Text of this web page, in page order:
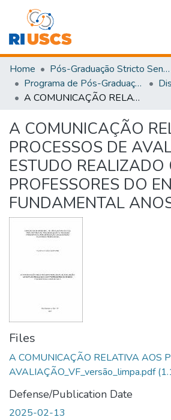
Communities & Collections
Navigate
Statistics
Home
Pós-Graduação Stricto Sensu
Programa de Pós-Graduação em Educação
A COMUNICAÇÃO RELATIVA AOS PROCESSOS DE AVALIAÇÃO: UM ESTUDO REALIZADO COM PROFESSORES DO ENSINO FUNDAMENTAL ANOS INICIAIS
A COMUNICAÇÃO
PROCESSOS DE
ESTUDO REALIZADO
PROFESSORES DO
FUNDAMENTAL
Files
A COMUNICAÇÃO RELATIVA AOS
AVALIAÇÃO_VF_versão_limpa.pdf
Defense/Publication Date
2025-02-13